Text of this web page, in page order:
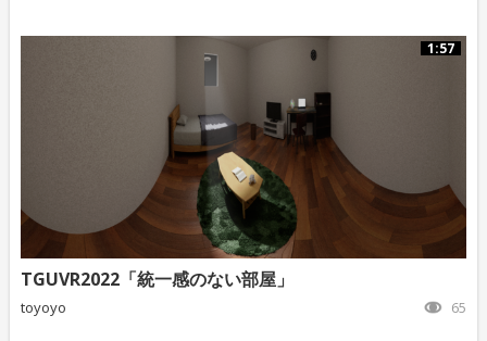
1:57
TGUVR2022「統一感のない部屋」
toyoyo 65